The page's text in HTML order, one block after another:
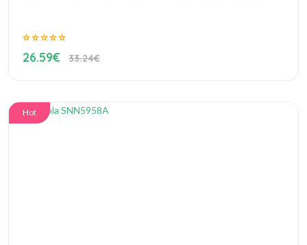
26.59€ 33.24€
Hot